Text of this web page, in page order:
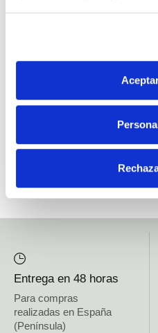
fines comerciales, legitimación:
otros derechos, como se explica en la
Entrega en 48 horas
Para compras
realizadas en España
(Península)